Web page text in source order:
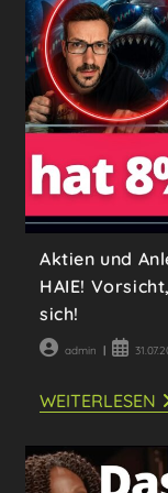
Aktien und
HAIE!
sich!
Beitrags-
admin
Beitrag
WEITERLESEN